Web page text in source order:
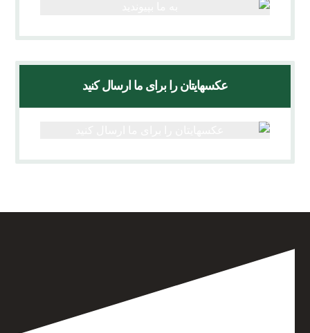
عکسهایتان را برای ما ارسال کنید